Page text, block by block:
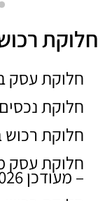
להמשיך
TALI LEVY
חלוקת
חלוקת עסק
חלוקת נכסים
חלוקת רכוש בין
חלוקת עסק
– מעודכן 2026